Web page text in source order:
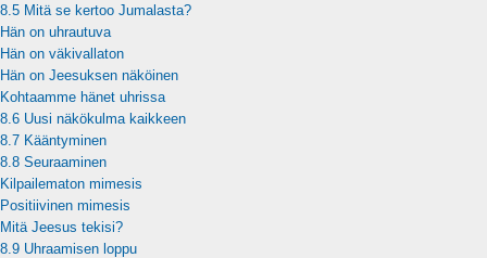
8.5 Mitä se kertoo Jumalasta?
Hän on uhrautuva
Hän on väkivallaton
Hän on Jeesuksen näköinen
Kohtaamme hänet uhrissa
8.6 Uusi näkökulma kaikkeen
8.7 Kääntyminen
8.8 Seuraaminen
Kilpailematon mimesis
Positiivinen mimesis
Mitä Jeesus tekisi?
8.9 Uhraamisen loppu